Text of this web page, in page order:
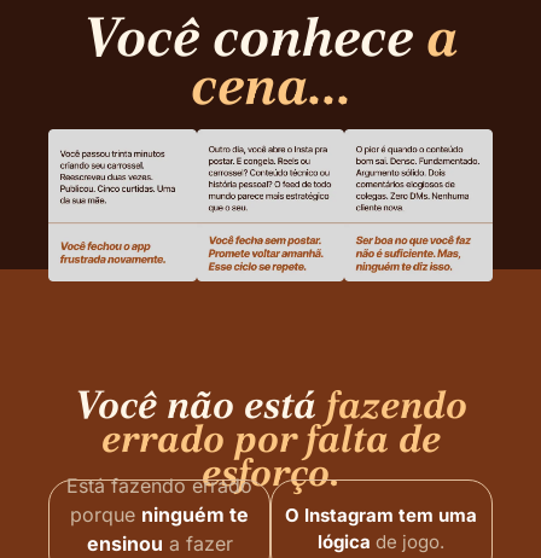
Você conhece a
cena...
Você não está fazendo
errado por falta de
esforço.
Está fazendo errado
porque ninguém te
ensinou a fazer
O Instagram tem uma
lógica de jogo.